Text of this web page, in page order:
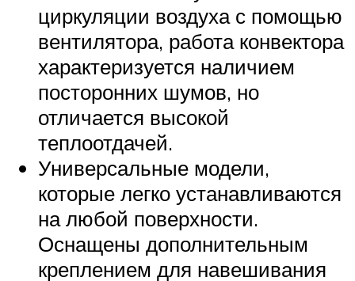
циркуляции воздуха с помощью
вентилятора, работа конвектора
характеризуется наличием
посторонних шумов, но
отличается высокой
теплоотдачей.
Универсальные модели,
которые легко устанавливаются
на любой поверхности.
Оснащены дополнительным
креплением для навешивания